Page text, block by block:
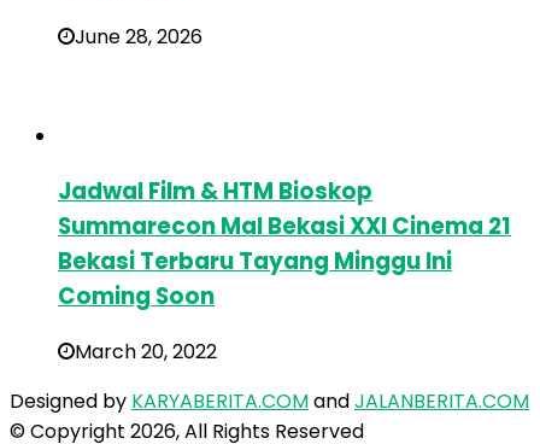
June 28, 2026
Jadwal Film & HTM Bioskop
Summarecon Mal Bekasi XXI Cinema 21
Bekasi Terbaru Tayang Minggu Ini
Coming Soon
March 20, 2022
Designed by KARYABERITA.COMandJALANBERITA.COM
© Copyright 2026, All Rights Reserved